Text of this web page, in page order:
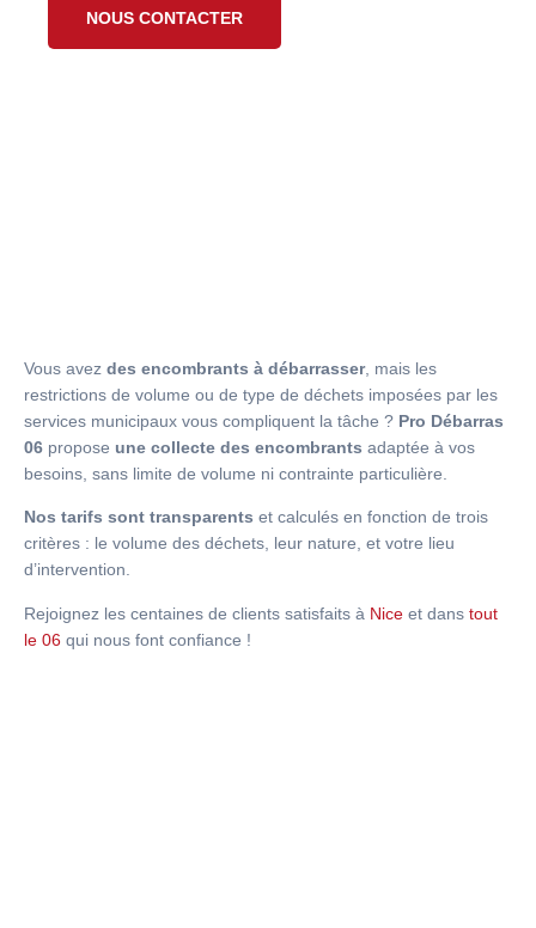
NOUS CONTACTER
Vous avez des encombrants à débarrasser, mais les
restrictions de volume ou de type de déchets imposées par les
services municipaux vous compliquent la tâche ? Pro Débarras
06 propose une collecte des encombrants adaptée à vos
besoins, sans limite de volume ni contrainte particulière.
Nos tarifs sont transparents et calculés en fonction de trois
critères : le volume des déchets, leur nature, et votre lieu
d’intervention.
Rejoignez les centaines de clients satisfaits à Nice et dans tout
le 06 qui nous font confiance !